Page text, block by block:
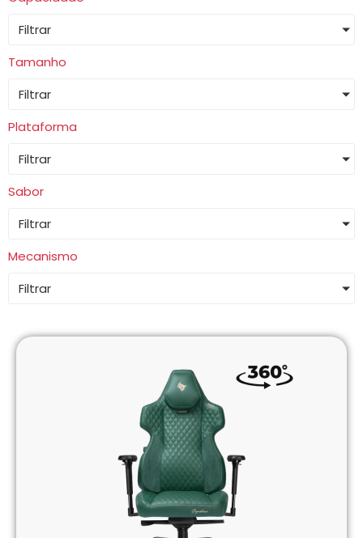
Filtrar
Tamanho
Filtrar
Plataforma
Filtrar
Sabor
Filtrar
Mecanismo
Filtrar